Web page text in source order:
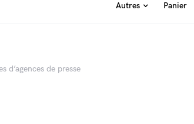
Autres
Panier
d’agences de presse